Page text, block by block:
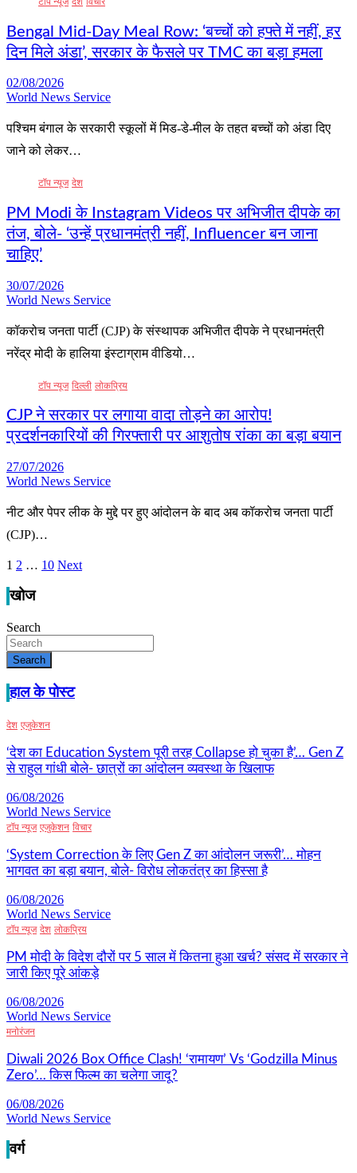
Bengal Mid-Day Meal Row: ‘बच्चों को हफ्ते में नहीं, हर
दिन मिले अंडा’, सरकार के फैसले पर TMC का बड़ा हमला
02/08/2026
World News Service
पश्चिम बंगाल के सरकारी स्कूलों में मिड-डे-मील के तहत बच्चों को अंडा दिए
जाने को लेकर…
टॉप न्यूज देश
PM Modi के Instagram Videos पर अभिजीत दीपके का
तंज, बोले- ‘उन्हें प्रधानमंत्री नहीं, Influencer बन जाना
चाहिए’
30/07/2026
World News Service
कॉकरोच जनता पार्टी (CJP) के संस्थापक अभिजीत दीपके ने प्रधानमंत्री
नरेंद्र मोदी के हालिया इंस्टाग्राम वीडियो…
टॉप न्यूज दिल्ली लोकप्रिय
CJP ने सरकार पर लगाया वादा तोड़ने का आरोप!
प्रदर्शनकारियों की गिरफ्तारी पर आशुतोष रांका का बड़ा बयान
27/07/2026
World News Service
नीट और पेपर लीक के मुद्दे पर हुए आंदोलन के बाद अब कॉकरोच जनता पार्टी
(CJP)…
Posts
pagination
1 2 … 10 Next
खोज
Search
Search
हाल के पोस्ट
देश एजुकेशन
‘देश का Education System पूरी तरह Collapse हो चुका है’… Gen Z
से राहुल गांधी बोले- छात्रों का आंदोलन व्यवस्था के खिलाफ
06/08/2026
World News Service
टॉप न्यूज एजुकेशन विचार
‘System Correction के लिए Gen Z का आंदोलन जरूरी’… मोहन
भागवत का बड़ा बयान, बोले- विरोध लोकतंत्र का हिस्सा है
06/08/2026
World News Service
टॉप न्यूज देश लोकप्रिय
PM मोदी के विदेश दौरों पर 5 साल में कितना हुआ खर्च? संसद में सरकार ने
जारी किए पूरे आंकड़े
06/08/2026
World News Service
मनोरंजन
Diwali 2026 Box Office Clash! ‘रामायण’ Vs ‘Godzilla Minus
Zero’… किस फिल्म का चलेगा जादू?
06/08/2026
World News Service
वर्ग